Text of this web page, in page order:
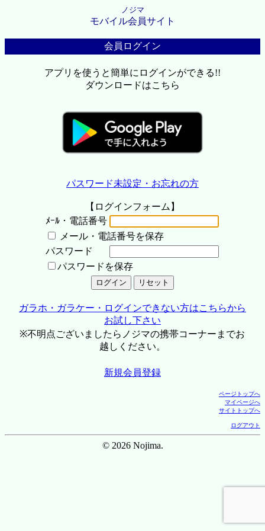
ノジマ
モバイル会員サイト
会員ログイン
アプリを使うと簡単にログインができる!!
ダウンロードはこちら
パスワード未設定・お忘れの方
【ログインフォーム】
ﾒｰﾙ・電話番号
メール・電話番号を保存
パスワード
パスワードを保存
ガラホ・ガラケー・ログインできない方はこちらから
お試し下さい
※不明点ございましたらノジマの携帯コーナーまでお
越しください。
新規会員登録
ページトップへ
マイページへ
サイトトップへ
ログアウト
© 2026 Nojima.